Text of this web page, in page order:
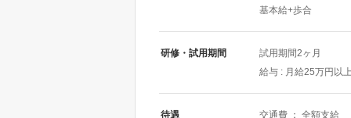
基本給+歩合
研修・試用期間
試用期間2ヶ月
給与 : 月給25万円以上
待遇
交通費 ： 全額支給